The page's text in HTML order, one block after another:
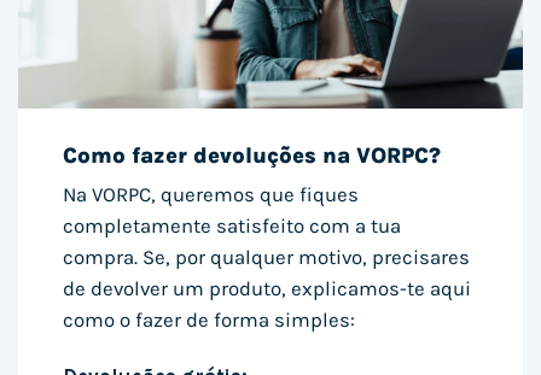
Como fazer devoluções na VORPC?
Na VORPC, queremos que fiques
completamente satisfeito com a tua
compra. Se, por qualquer motivo, precisares
de devolver um produto, explicamos-te aqui
como o fazer de forma simples: